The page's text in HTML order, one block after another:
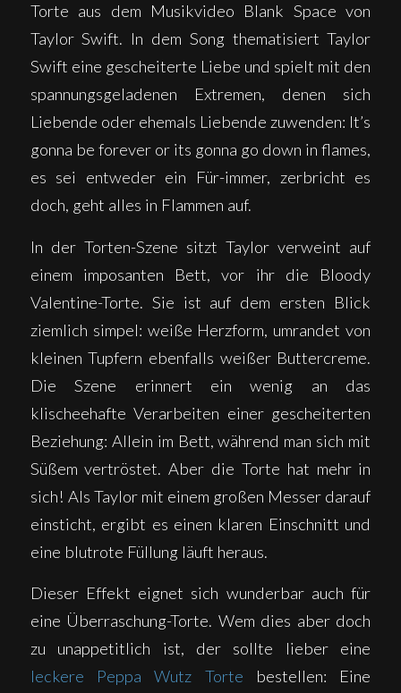
Torte aus dem Musikvideo Blank Space von
Taylor Swift. In dem Song thematisiert Taylor
Swift eine gescheiterte Liebe und spielt mit den
spannungsgeladenen Extremen, denen sich
Liebende oder ehemals Liebende zuwenden: It’s
gonna be forever or its gonna go down in flames,
es sei entweder ein Für-immer, zerbricht es
doch, geht alles in Flammen auf.
In der Torten-Szene sitzt Taylor verweint auf
einem imposanten Bett, vor ihr die Bloody
Valentine-Torte. Sie ist auf dem ersten Blick
ziemlich simpel: weiße Herzform, umrandet von
kleinen Tupfern ebenfalls weißer Buttercreme.
Die Szene erinnert ein wenig an das
klischeehafte Verarbeiten einer gescheiterten
Beziehung: Allein im Bett, während man sich mit
Süßem vertröstet. Aber die Torte hat mehr in
sich! Als Taylor mit einem großen Messer darauf
einsticht, ergibt es einen klaren Einschnitt und
eine blutrote Füllung läuft heraus.
Dieser Effekt eignet sich wunderbar auch für
eine Überraschung-Torte. Wem dies aber doch
zu unappetitlich ist, der sollte lieber eine
leckere Peppa Wutz Torte bestellen: Eine